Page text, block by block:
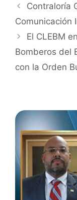
Contraloría
Comunicación
El CLEBM
Bomberos del
con la Orden